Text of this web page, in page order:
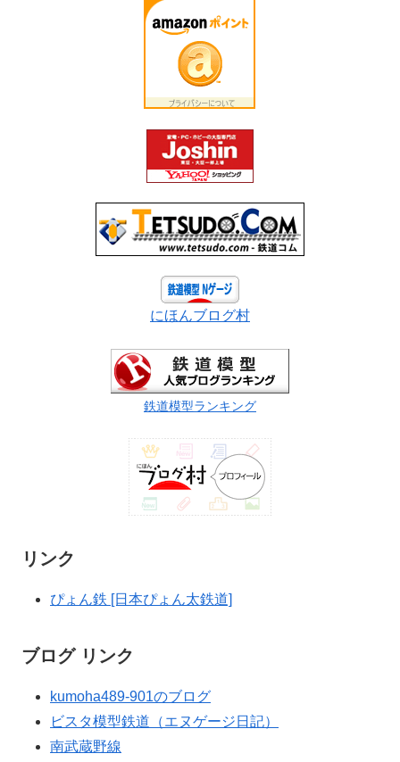
にほんブログ村
鉄道模型ランキング
リンク
ぴょん鉄 [日本ぴょん太鉄道]
ブログ リンク
kumoha489-901のブログ
ビスタ模型鉄道（エヌゲージ日記）
南武蔵野線